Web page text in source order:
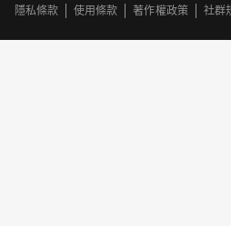
隱私條款
使用條款 著作權政策 社群